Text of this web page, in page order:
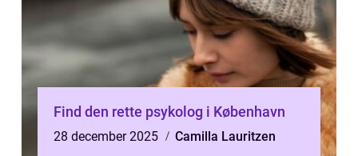
Find den rette psykolog i København
28 december 2025
Camilla Lauritzen